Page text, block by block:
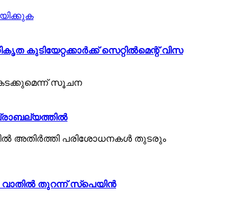
കുടിയേറ്റക്കാര്‍ക്ക് സെറ്റില്‍മെന്റ് വിസ
കടക്കുമെന്ന് സൂചന
അതിര്‍ത്തി പരിശോധനകള്‍ തുടരും
വാതില്‍ തുറന്ന് സ്പെയിന്‍